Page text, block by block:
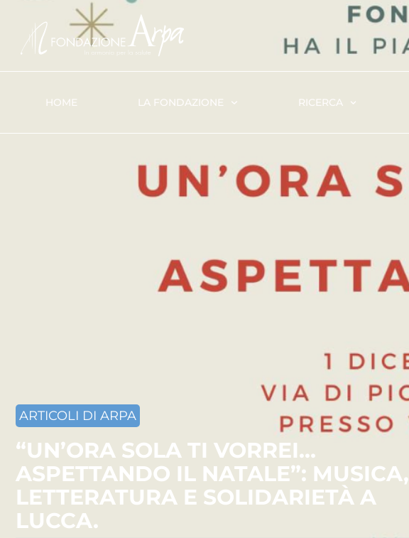
HOME LA FONDAZIONE RICERCA
ARTICOLI DI ARPA
“UN’ORA SOLA TI VORREI…
ASPETTANDO IL NATALE”: MUSICA,
LETTERATURA E SOLIDARIETÀ A
LUCCA.